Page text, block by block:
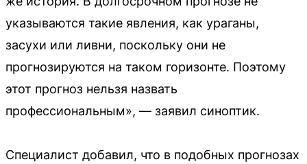
указываются такие явления, как ураганы,
засухи или ливни, поскольку они не
прогнозируются на таком горизонте. Поэтому
этот прогноз нельзя назвать
профессиональным», — заявил синоптик.
Специалист добавил, что в подобных прогнозах